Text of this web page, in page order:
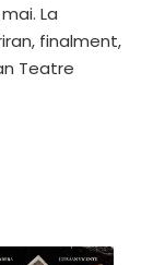
La
finalment,
Teatre